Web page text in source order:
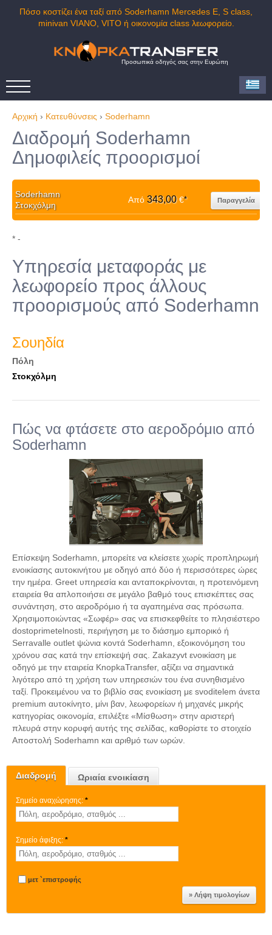
Πόσο κοστίζει ένα ταξί από Soderhamn Mercedes E, S class,
minivan VIANO, VITO ή οικονομία class λεωφορείο.
Προσωπικά οδηγός σας στην Ευρώπη
Αρχική › Κατευθύνσεις › Soderhamn
Διαδρομή Ωριαία ενοικίαση
Σημείο αναχώρησης: *
Σημείο άφιξης: *
μετ `επιστροφής
Διαδρομή Soderhamn
Δημοφιλείς προορισμοί
Soderhamn
Στοκχόλμη
Από 343,00€* Παραγγελία
* -
Υπηρεσία μεταφοράς με
λεωφορείο προς άλλους
προορισμούς από Soderhamn
Σουηδία
Πόλη
Στοκχόλμη
Πώς να φτάσετε στο αεροδρόμιο από
Soderhamn
Επίσκεψη Soderhamn, μπορείτε να κλείσετε χωρίς προπληρωμή
ενοικίασης αυτοκινήτου με οδηγό από δύο ή περισσότερες ώρες
την ημέρα. Greet υπηρεσία και ανταποκρίνονται, η προτεινόμενη
εταιρεία θα απλοποιήσει σε μεγάλο βαθμό τους επισκέπτες σας
συνάντηση, στο αεροδρόμιο ή τα αγαπημένα σας πρόσωπα.
Χρησιμοποιώντας «Σωφέρ» σας να επισκεφθείτε το πλησιέστερο
dostoprimetelnosti, περιήγηση με το διάσημο εμπορικό ή
Serravalle outlet ψώνια κοντά Soderhamn, εξοικονόμηση του
χρόνου σας κατά την επίσκεψή σας. Zakazyvt ενοικίαση με
οδηγό με την εταιρεία KnopkaTransfer, αξίζει να σημαντικά
λιγότερο από τη χρήση των υπηρεσιών του ένα συνηθισμένο
ταξί. Προκειμένου να το βιβλίο σας ενοικίαση με svoditelem άνετα
premium αυτοκίνητο, μίνι βαν, λεωφορείων ή μηχανές μικρής
κατηγορίας οικονομία, επιλέξτε «Μίσθωση» στην αριστερή
πλευρά στην κορυφή αυτής της σελίδας, καθορίστε το στοιχείο
Αποστολή Soderhamn και αριθμό των ωρών.